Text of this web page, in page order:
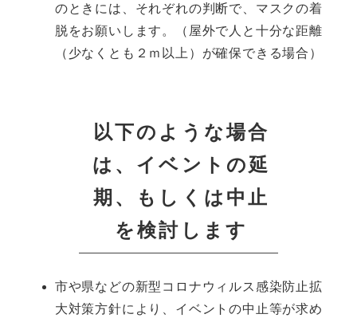
のときには、それぞれの判断で、マスクの着
脱をお願いします。（屋外で人と十分な距離
（少なくとも２ｍ以上）が確保できる場合）
以下のような場合
は、イベントの延
期、もしくは中止
を検討します
市や県などの新型コロナウィルス感染防止拡
大対策方針により、イベントの中止等が求め